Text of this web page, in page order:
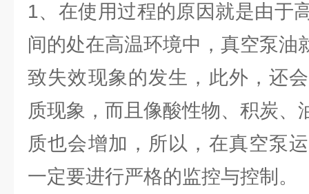
1、在使用过程的原因就是由于
间的处在高温环境中，真空泵油
致失效现象的发生，此外，还
质现象，而且像酸性物、积炭、
质也会增加，所以，在真空泵
一定要进行严格的监控与控制。